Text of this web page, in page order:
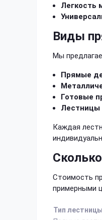
Легкость
Виды
Мы
Прямые
Готовые
Лестницы
Каждая
Стоимость
примерными
Тип лестницы